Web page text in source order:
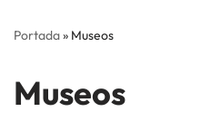
Portada» Museos
Museos